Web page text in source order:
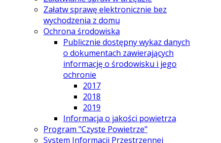
Załatw sprawę elektronicznie bez
wychodzenia z domu
Ochrona środowiska
Publicznie dostępny wykaz danych
o dokumentach zawierających
informację o środowisku i jego
ochronie
2017
2018
2019
Informacja o jakości powietrza
Program "Czyste Powietrze"
System Informacji Przestrzennej